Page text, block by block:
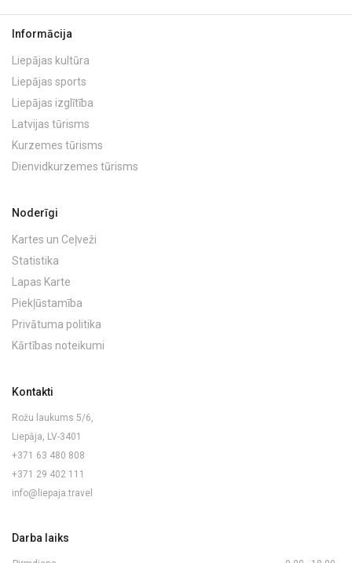
Informācija
Liepājas kultūra
Liepājas sports
Liepājas izglītība
Latvijas tūrisms
Kurzemes tūrisms
Dienvidkurzemes tūrisms
Noderīgi
Kartes un Ceļveži
Statistika
Lapas Karte
Piekļūstamība
Privātuma politika
Kārtības noteikumi
Kontakti
Rožu laukums 5/6,
Liepāja, LV-3401
+371 63 480 808
+371 29 402 111
info@liepaja.travel
Darba laiks